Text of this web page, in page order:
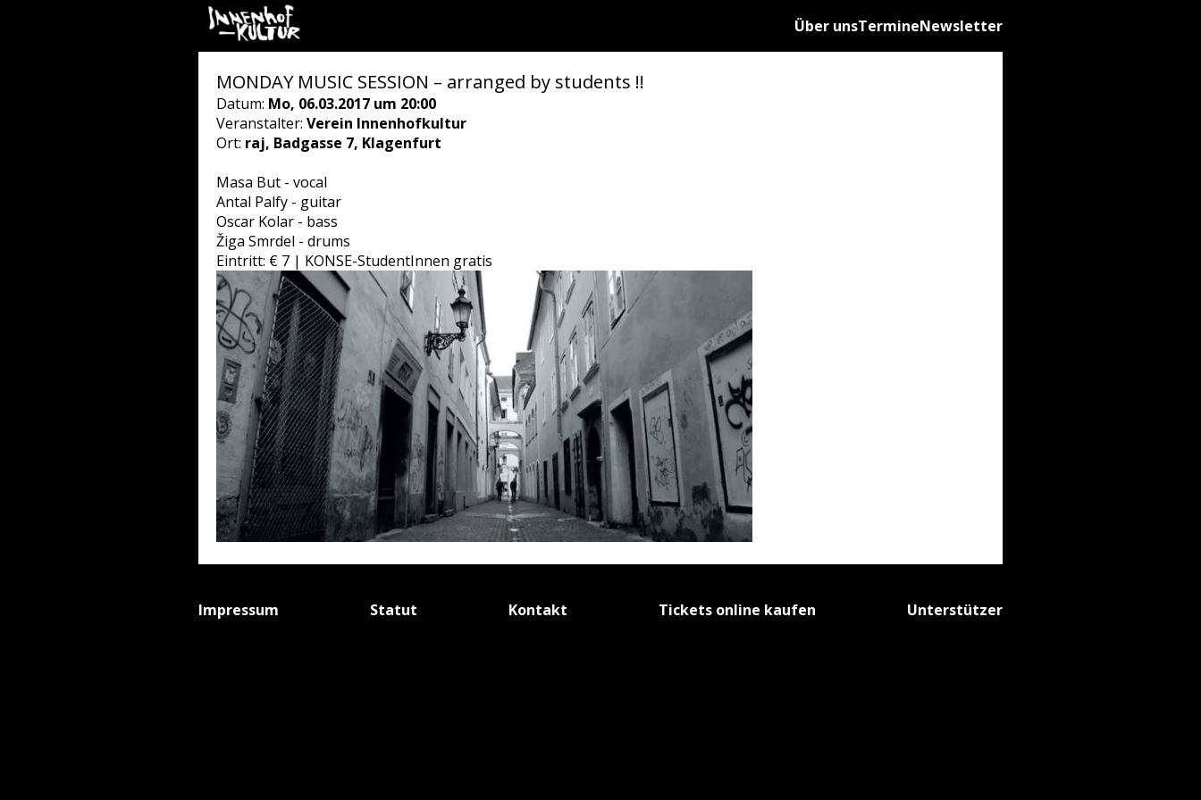
Über unsTermineNewsletter
MONDAY MUSIC SESSION – arranged by students !!
Datum: Mo, 06.03.2017 um 20:00
Veranstalter: Verein Innenhofkultur
Ort: raj, Badgasse 7, Klagenfurt
Masa But - vocal
Antal Palfy - guitar
Oscar Kolar - bass
Žiga Smrdel - drums
Eintritt: € 7 | KONSE-StudentInnen gratis
Impressum Statut Kontakt Tickets online kaufen Unterstützer